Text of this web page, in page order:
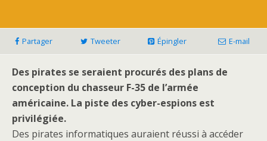
Partager Tweeter Épingler E-mail
Des pirates se seraient procurés des plans de
conception du chasseur F-35 de l’armée
américaine. La piste des cyber-espions est
privilégiée.
Des pirates informatiques auraient réussi à accéder